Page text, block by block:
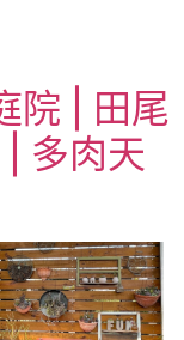
院 | 田尾
多肉天